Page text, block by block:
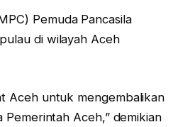
Pemuda Pancasila
di wilayah Aceh
Aceh untuk mengembalikan
Aceh,” demikian